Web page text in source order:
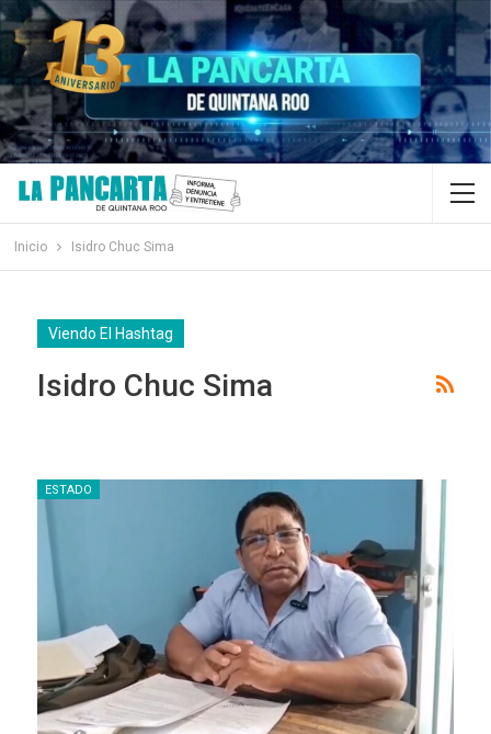
Inicio Isidro Chuc Sima
Viendo El Hashtag
Isidro Chuc Sima
ESTADO